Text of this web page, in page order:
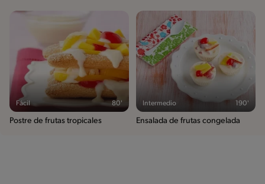
Fácil 80'
Postre de frutas tropicales
Intermedio 190'
Ensalada de frutas congelada